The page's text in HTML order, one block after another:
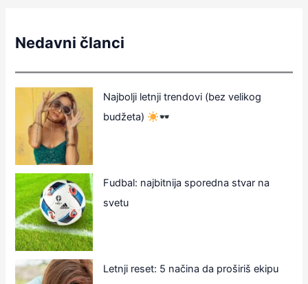
Nedavni članci
Najbolji letnji trendovi (bez velikog
budžeta)
Fudbal: najbitnija sporedna stvar na
svetu
Letnji reset: 5 načina da proširiš ekipu